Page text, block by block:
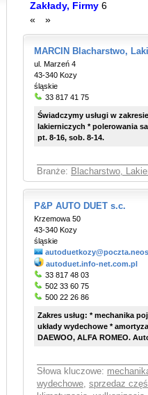
Zakłady, Firmy 6
«
»
MARCIN Blacharstwo,
ul. Marzeń 4
43-340 Kozy
śląskie
33 817 41 75
Świadczymy usługi w
lakierniczych * polerowania
pt. 8-16, sob. 8-14.
Branże: Blacharstwo,
P&P AUTO DUET s.c.
Krzemowa 50
43-340 Kozy
śląskie
autoduet.info-net.com.pl
33 817 48 03
502 33 60 75
500 22 26 86
Zakres usług: * mechanika
układy wydechowe *
DAEWOO, ALFA ROMEO.
Słowa kluczowe:
wydechowe, sprzedaz